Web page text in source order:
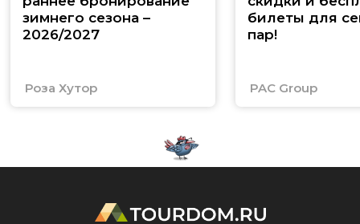
зимнего сезона –
2026/2027
Роза Хутор
билеты для
пар!
PAC Group